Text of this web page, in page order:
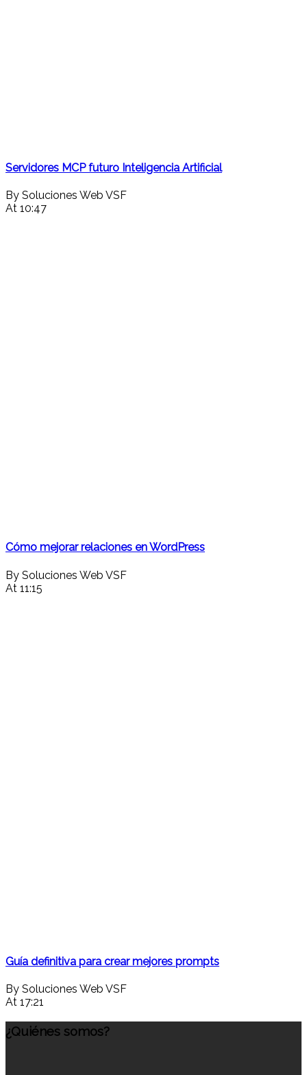
Servidores MCP futuro Inteligencia Artificial
By Soluciones Web VSF
At 10:47
Cómo mejorar relaciones en WordPress
By Soluciones Web VSF
At 11:15
Guía definitiva para crear mejores prompts
By Soluciones Web VSF
At 17:21
¿Quiénes somos?